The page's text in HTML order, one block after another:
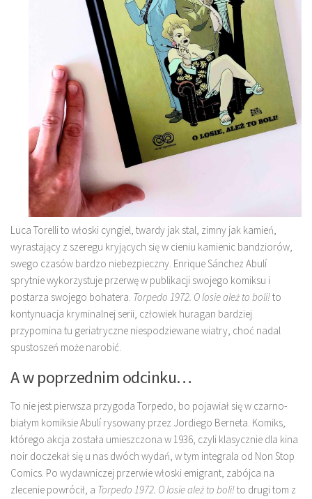
Luca Torelli to włoski cyngiel, twardy jak stal, zimny jak kamień,
wyrastający z szeregu kryjących się w cieniu kamienic bandziorów,
swego czasów bardzo niebezpieczny. Enrique Sánchez Abulí
sprytnie wykorzystuje przerwę w publikacji swojego komiksu i
postarza swojego bohatera. Torpedo 1972. O losie ależ to boli!to
kontynuacja kryminalnej serii, człowiek huragan bardziej
przypomina tu geriatryczne niespodziewane wiatry, choć nadal
spustoszeń może narobić.
A w poprzednim odcinku…
To nie jest pierwsza przygoda Torpedo, bo pojawiał się w czarno-
białym komiksie Abulí rysowany przez Jordiego Berneta. Komiks,
którego akcja została umieszczona w 1936, czyli klasycznie dla kina
noir doczekał się u nas dwóch wydań, w tym integrala od Non Stop
Comics. Po wydawniczej przerwie włoski emigrant, zabójca na
zlecenie powrócił, a Torpedo 1972. O losie ależ to boli!to drugi tom z